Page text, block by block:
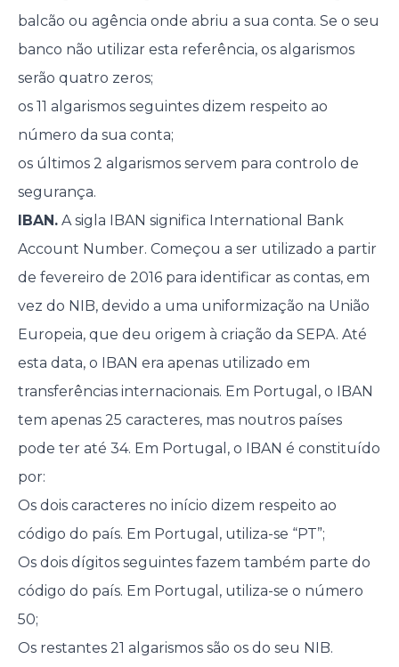
balcão ou agência onde abriu a sua conta. Se o seu
banco não utilizar esta referência, os algarismos
serão quatro zeros;
os 11 algarismos seguintes dizem respeito ao
número da sua conta;
os últimos 2 algarismos servem para controlo de
segurança.
IBAN.A sigla IBAN significa International Bank
Account Number. Começou a ser utilizado a partir
de fevereiro de 2016 para identificar as contas, em
vez do NIB, devido a uma uniformização na União
Europeia, que deu origem à criação da SEPA. Até
esta data, o IBAN era apenas utilizado em
transferências internacionais. Em Portugal, o IBAN
tem apenas 25 caracteres, mas noutros países
pode ter até 34. Em Portugal, o IBAN é constituído
por:
Os dois caracteres no início dizem respeito ao
código do país. Em Portugal, utiliza-se “PT”;
Os dois dígitos seguintes fazem também parte do
código do país. Em Portugal, utiliza-se o número
50;
Os restantes 21 algarismos são os do seu NIB.